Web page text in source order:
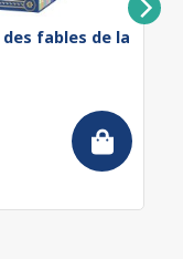
fables de la